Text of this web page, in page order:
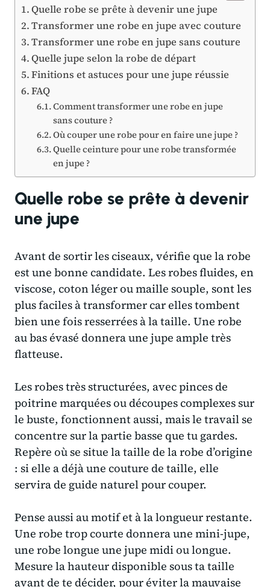
Quelle robe se prête à devenir une jupe
Transformer une robe en jupe avec couture
Transformer une robe en jupe sans couture
Quelle jupe selon la robe de départ
Finitions et astuces pour une jupe réussie
FAQ
Comment transformer une robe en jupe
sans couture ?
Où couper une robe pour en faire une jupe ?
Quelle ceinture pour une robe transformée
en jupe ?
Quelle robe se prête à devenir
une jupe
Avant de sortir les ciseaux, vérifie que la robe
est une bonne candidate. Les robes fluides, en
viscose, coton léger ou maille souple, sont les
plus faciles à transformer car elles tombent
bien une fois resserrées à la taille. Une robe
au bas évasé donnera une jupe ample très
flatteuse.
Les robes très structurées, avec pinces de
poitrine marquées ou découpes complexes sur
le buste, fonctionnent aussi, mais le travail se
concentre sur la partie basse que tu gardes.
Repère où se situe la taille de la robe d’origine
: si elle a déjà une couture de taille, elle
servira de guide naturel pour couper.
Pense aussi au motif et à la longueur restante.
Une robe trop courte donnera une mini-jupe,
une robe longue une jupe midi ou longue.
Mesure la hauteur disponible sous ta taille
avant de te décider, pour éviter la mauvaise